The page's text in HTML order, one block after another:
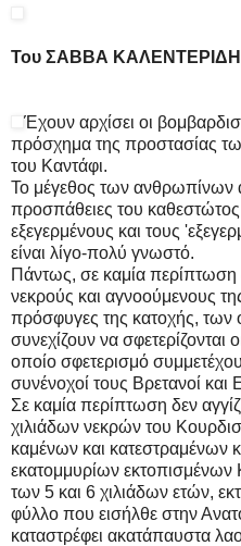
Του ΣΑΒΒΑ ΚΑΛΕΝΤΕΡΙΔΗ
Έχουν αρχίσει οι
πρόσχημα της προστασίας
του Καντάφι.
Το μέγεθος των ανθρωπίνων
προσπάθειες του καθεστώτος
εξεγερμένους και τους
είναι λίγο-πολύ γνωστό.
Πάντως, σε καμία περίπτωση
νεκρούς και αγνοούμενους
πρόσφυγες της κατοχής, των
συνεχίζουν να σφετερίζονται
οποίο σφετερισμό
συνένοχοί τους Βρετανοί και
Σε καμία περίπτωση δεν
χιλιάδων νεκρών του
καμένων και
εκατομμυρίων εκτοπισμένων
των 5 και 6 χιλιάδων ετών,
φύλλο που εισήλθε στην
καταστρέφει ακατάπαυστα